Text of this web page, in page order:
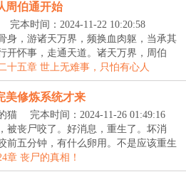
周伯通开始
完本时间：2024-11-22 10:20:58
身，游诸天万界，频换血肉躯，当承其
开怀事，走通天道。诸天万界，周伯
十五章 世上无难事，只怕有心人
美修炼系统才来
猫
完本时间：2024-11-26 01:49:16
被丧尸咬了。好消息，重生了。坏消
前五分钟，有什么卵用。不是应该重生
章 丧尸的真相！